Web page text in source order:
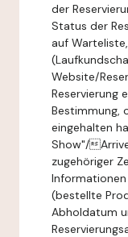
der
Status der
auf
Website/
Reservierung
Bestimmung,
eingehalten
Show"/
zugehöriger
(bestellte
Abholdatum